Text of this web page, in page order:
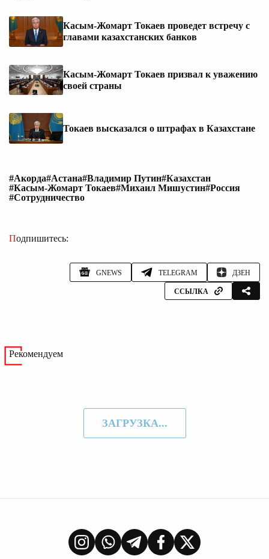
Касым-Жомарт Токаев проведет встречу с
главами казахстанских банков
Касым-Жомарт Токаев призвал к уважению
своей страны
Токаев высказался о штрафах в Казахстане
#Акорда#Астана#Владимир Путин#Казахстан
#Касым-Жомарт Токаев#Михаил Мишустин#Россия
#Сотрудничество
Подпишитесь:
GNEWS TELEGRAM ДЗЕН
ССЫЛКА
Рекомендуем
ЗАГРУЗКА...